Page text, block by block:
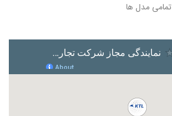
تمامی مدل ها